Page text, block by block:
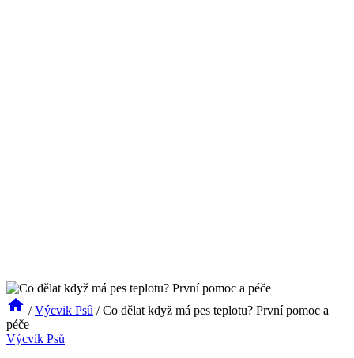
/ Výcvik Psů / Co dělat když má pes teplotu? První pomoc a
péče
Výcvik Psů